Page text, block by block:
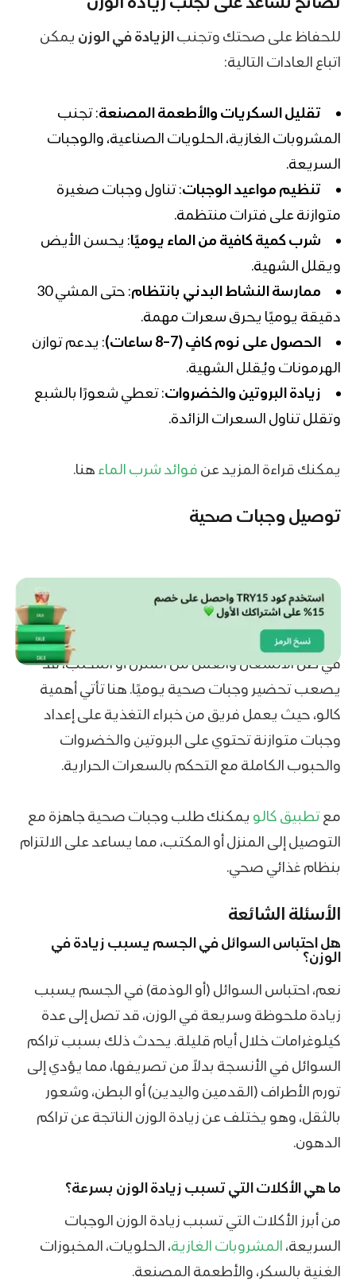
للحفاظ على صحتك وتجنبالزيادة في الوزن يمكن
اتباع العادات التالية:
تقليل السكريات والأطعمة المصنعة: تجنب
المشروبات الغازية، الحلويات الصناعية، والوجبات
السريعة.
تنظيم مواعيد الوجبات: تناول وجبات صغيرة
متوازنة على فترات منتظمة.
شرب كمية كافية من الماء يوميًا: يحسن الأيض
ويقلل الشهية.
ممارسة النشاط البدني بانتظام
: حتى المشي 30
دقيقة يوميًا يحرق سعرات مهمة.
الحصول على نوم كافٍ (7–8 ساعات)
: يدعم توازن
الهرمونات ويُقلل الشهية.
زيادةالبروتين والخضروات: تعطي شعورًا بالشبع
وتقلل تناول السعرات الزائدة.
يمكنك قراءة المزيد عن فوائد شرب الماء هنا.
توصيل وجبات صحية
في ظل الانشغال والعمل من المنزل أو المكتب، قد
يصعب تحضير وجبات صحية يوميًا. هنا تأتي أهمية
كالو، حيث يعمل فريق من خبراء التغذية على إعداد
وجبات متوازنة تحتوي على البروتين والخضروات
والحبوب الكاملة مع التحكم بالسعرات الحرارية.
معتطبيق كالو يمكنك طلب وجبات صحية جاهزة مع
التوصيل إلى المنزل أو المكتب، مما يساعد على الالتزام
بنظام غذائي صحي.
الأسئلة الشائعة
هل احتباس السوائل في الجسم يسبب زيادة في
الوزن؟
نعم، احتباس السوائل (أو الوذمة) في الجسم يسبب
زيادة ملحوظة وسريعة في الوزن، قد تصل إلى عدة
كيلوغرامات خلال أيام قليلة. يحدث ذلك بسبب تراكم
السوائل في الأنسجة بدلاً من تصريفها، مما يؤدي إلى
تورم الأطراف (القدمين واليدين) أو البطن، وشعور
بالثقل، وهو يختلف عن زيادة الوزن الناتجة عن تراكم
الدهون.
ما هي الأكلات التي تسبب زيادة الوزن بسرعة؟
من أبرز الأكلات التي تسبب زيادة الوزن الوجبات
السريعة، المشروبات الغازية، الحلويات، المخبوزات
الغنية بالسكر، والأطعمة المصنعة.